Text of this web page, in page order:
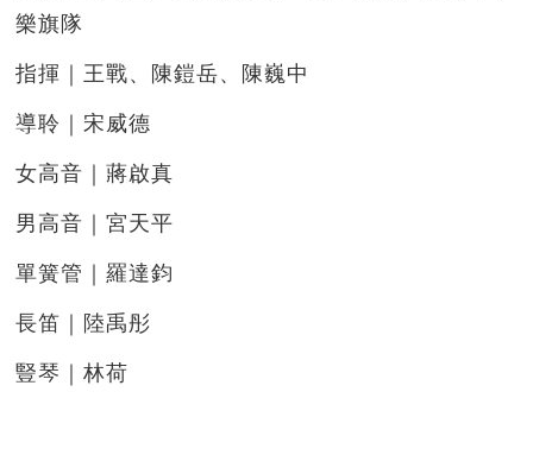
樂旗隊
指揮｜王戰、陳鎧岳、陳巍中
導聆｜宋威德
女高音｜蔣啟真
男高音｜宮天平
單簧管｜羅達鈞
長笛｜陸禹彤
豎琴｜林荷